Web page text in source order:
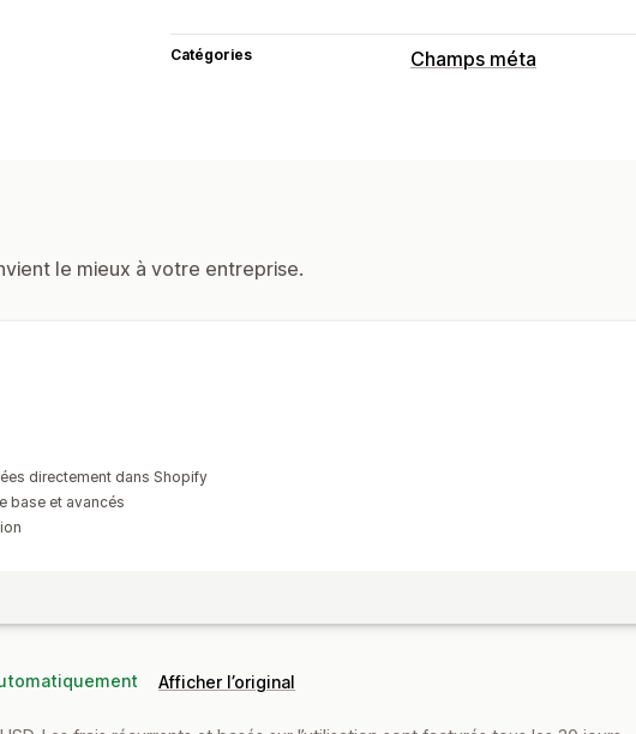
Catégories Champs méta
le mieux à votre entreprise.
directement dans Shopify
base et avancés
Afficher l’original